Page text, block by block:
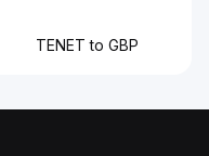
TENET to GBP